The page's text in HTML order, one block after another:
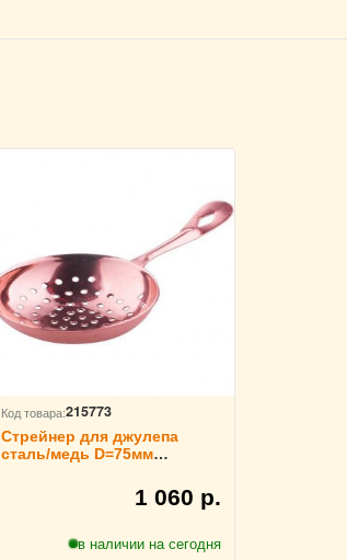
Код товара:215773
Стрейнер для джулепа
сталь/медь D=75мм
1 060 р.
в наличии на сегодня